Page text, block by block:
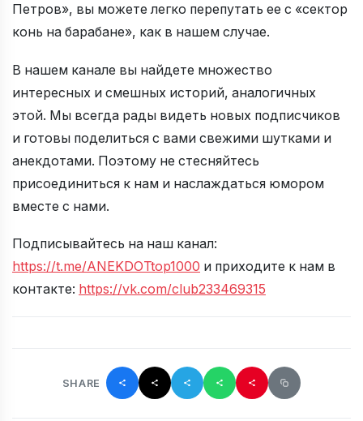
Петров», вы можете легко перепутать ее с «сектор
конь на барабане», как в нашем случае.
В нашем канале вы найдете множество
интересных и смешных историй, аналогичных
этой. Мы всегда рады видеть новых подписчиков
и готовы поделиться с вами свежими шутками и
анекдотами. Поэтому не стесняйтесь
присоединиться к нам и наслаждаться юмором
вместе с нами.
Подписывайтесь на наш канал:
https://t.me/ANEKDOTtop1000 и приходите к нам в
контакте: https://vk.com/club233469315
SHARE